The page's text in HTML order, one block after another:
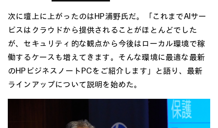
次に壇上に上がったのはHP浦野氏だ。「これまでAIサー
ビスはクラウドから提供されることがほとんどでした
が、セキュリティ的な観点から今後はローカル環境で稼
働するケースも増えてきます。そんな環境に最適な最新
のHPビジネスノートPCをご紹介します」と語り、最新
ラインアップについて説明を始めた。